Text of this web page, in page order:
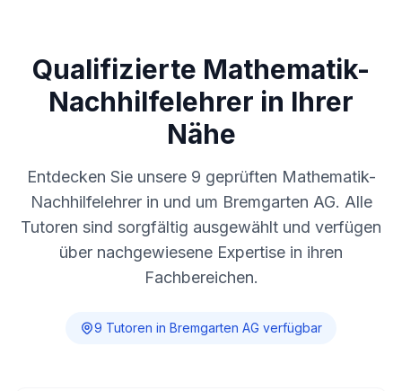
Qualifizierte Mathematik-
Nachhilfelehrer in Ihrer
Nähe
Entdecken Sie unsere 9 geprüften Mathematik-
Nachhilfelehrer in und um Bremgarten AG. Alle
Tutoren sind sorgfältig ausgewählt und verfügen
über nachgewiesene Expertise in ihren
Fachbereichen.
9 Tutoren in Bremgarten AG verfügbar